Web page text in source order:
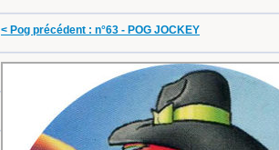
< Pog précédent : n°63 - POG JOCKEY